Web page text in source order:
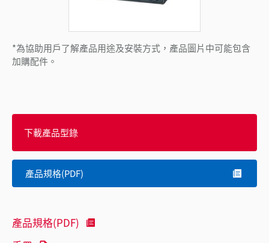
*為協助用戶了解產品用途及安裝方式，產品圖片中可能包含
加購配件。
下載產品型錄
產品規格(PDF)
產品規格(PDF)